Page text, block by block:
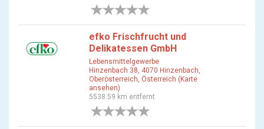
efko Frischfrucht und
Delikatessen GmbH
Lebensmittelgewerbe
Hinzenbach 38, 4070 Hinzenbach,
Oberösterreich, Österreich (Karte
ansehen)
5538.59 km entfernt